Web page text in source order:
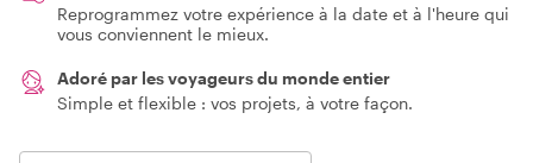
Reprogrammez votre expérience à la date et à l'heure qui
vous conviennent le mieux.
Adoré par les voyageurs du monde entier
Simple et flexible : vos projets, à votre façon.